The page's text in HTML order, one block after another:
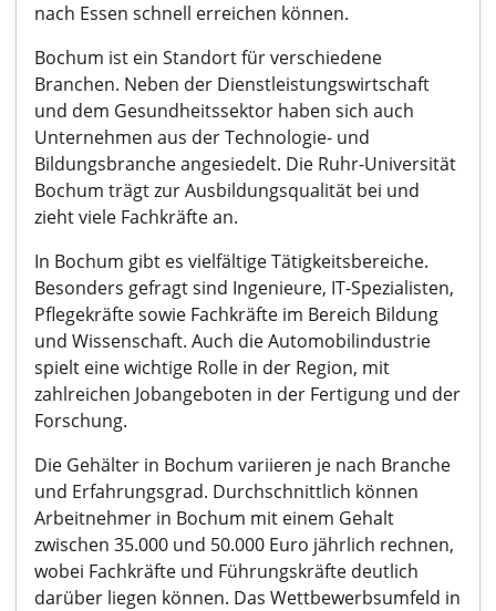
nach Essen schnell erreichen können.
Bochum ist ein Standort für verschiedene
Branchen. Neben der Dienstleistungswirtschaft
und dem Gesundheitssektor haben sich auch
Unternehmen aus der Technologie- und
Bildungsbranche angesiedelt. Die Ruhr-Universität
Bochum trägt zur Ausbildungsqualität bei und
zieht viele Fachkräfte an.
In Bochum gibt es vielfältige Tätigkeitsbereiche.
Besonders gefragt sind Ingenieure, IT-Spezialisten,
Pflegekräfte sowie Fachkräfte im Bereich Bildung
und Wissenschaft. Auch die Automobilindustrie
spielt eine wichtige Rolle in der Region, mit
zahlreichen Jobangeboten in der Fertigung und der
Forschung.
Die Gehälter in Bochum variieren je nach Branche
und Erfahrungsgrad. Durchschnittlich können
Arbeitnehmer in Bochum mit einem Gehalt
zwischen 35.000 und 50.000 Euro jährlich rechnen,
wobei Fachkräfte und Führungskräfte deutlich
darüber liegen können. Das Wettbewerbsumfeld in